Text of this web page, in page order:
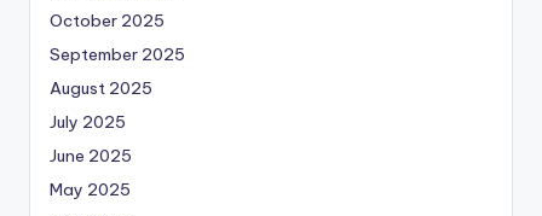
October 2025
September 2025
August 2025
July 2025
June 2025
May 2025